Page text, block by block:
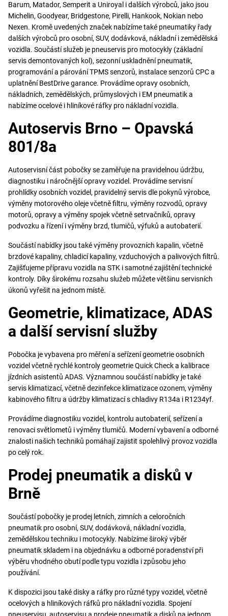
Barum, Matador, Semperit a Uniroyal i dalších výrobců, jako jsou
Michelin, Goodyear, Bridgestone, Pirelli, Hankook, Nokian nebo
Nexen. Kromě uvedených značek nabízíme také pneumatiky řady
dalších výrobců pro osobní, SUV, dodávková, nákladní i zemědělská
vozidla. Součástí služeb je pneuservis pro motocykly (základní
servis demontovaných kol), sezonní uskladnění pneumatik,
programování a párování TPMS senzorů, instalace senzorů CPC a
uplatnění BestDrive garance. Provádíme opravy osobních,
nákladních, zemědělských, průmyslových i EM pneumatik a
nabízíme ocelové i hliníkové ráfky pro nákladní vozidla.
Autoservis Brno – Opavská
801/8a
Autoservisní část pobočky se zaměřuje na pravidelnou údržbu,
diagnostiku i náročnější opravy vozidel. Provádíme servisní
prohlídky osobních vozidel, pravidelný servis dle pokynů výrobce,
výměny motorového oleje včetně filtru, výměny rozvodů, opravy
motorů, opravy a výměny spojek včetně setrvačníků, opravy
podvozku a řízení i výměny brzd, tlumičů, výfuků a autobaterií.
Součástí nabídky jsou také výměny provozních kapalin, včetně
brzdové kapaliny, chladicí kapaliny, vzduchových a palivových filtrů.
Zajišťujeme přípravu vozidla na STK i samotné zajištění technické
kontroly. Díky širokému rozsahu služeb můžete většinu servisních
úkonů vyřešit na jednom místě.
Geometrie, klimatizace, ADAS
a další servisní služby
Pobočka je vybavena pro měření a seřízení geometrie osobních
vozidel včetně rychlé kontroly geometrie Quick Check a kalibrace
jízdních asistentů ADAS. Významnou součástí nabídky je také
servis klimatizací, včetně dezinfekce klimatizace ozonem, výměny
kabinového filtru a údržby klimatizací s chladivy R134a i R1234yf.
Provádíme diagnostiku vozidel, kontrolu autobaterií, seřízení a
renovaci světlometů i výměny tlumičů. Moderní vybavení a odborné
znalosti našich techniků pomáhají zajistit spolehlivý provoz vozidla
po celý rok.
Prodej pneumatik a disků v
Brně
Součástí pobočky je prodej letních, zimních a celoročních
pneumatik pro osobní, SUV, dodávková, nákladní vozidla,
zemědělskou techniku i motocykly. Nabízíme široký výběr
pneumatik skladem i na objednávku a odborné poradenství při
výběru vhodného obutí podle typu vozidla i způsobu jeho
používání.
K dispozici jsou také disky a ráfky pro různé typy vozidel, včetně
ocelových a hliníkových ráfků pro nákladní vozidla. Spojení